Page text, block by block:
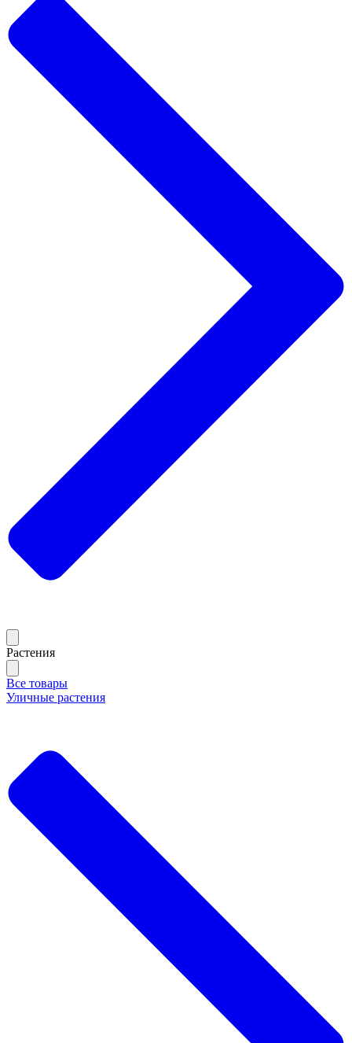
Растения
Все товары
Уличные растения